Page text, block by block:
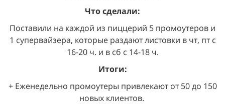
Что сделали:
Поставили на каждой из пиццерий 5 промоутеров и
1 супервайзера, которые раздают листовки в чт, пт с
16-20 ч. и в сб с 14-18 ч.
Итоги:
+ Еженедельно промоутеры привлекают от 50 до 150
новых клиентов.